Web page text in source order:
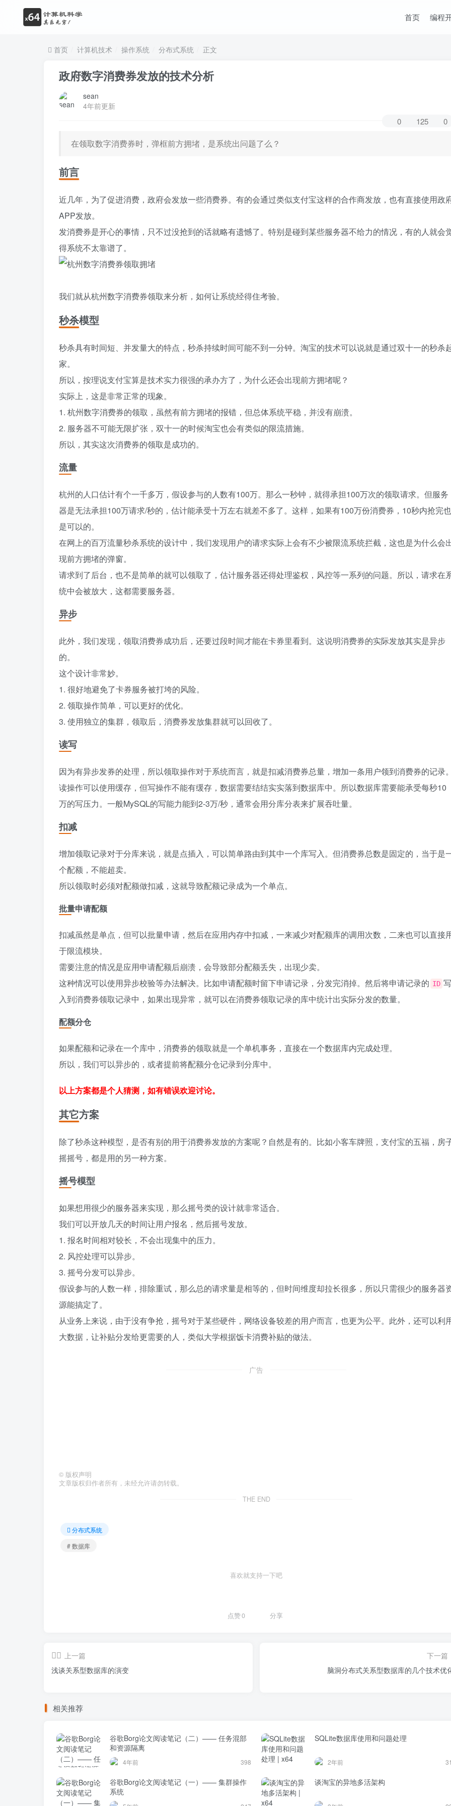
首页 编程
首页 计算机技术 操作系统 分布式系统 正文
政府数字消费券发放的技术分析
sean
4年前更新
0 125 0
在领取数字消费券时，弹框前方拥堵，是系统出问题了么？
前言
近几年，为了促进消费，政府会发放一些消费券。有的会通过类似支付宝这样的合作商发放，也有直接使用政
APP发放。
发消费券是开心的事情，只不过没抢到的话就略有遗憾了。特别是碰到某些服务器不给力的情况，有的人就会
得系统不太靠谱了。
我们就从杭州数字消费券领取来分析，如何让系统经得住考验。
秒杀模型
秒杀具有时间短、并发量大的特点，秒杀持续时间可能不到一分钟。淘宝的技术可以说就是通过双十一的秒杀
家。
所以，按理说支付宝算是技术实力很强的承办方了，为什么还会出现前方拥堵呢？
实际上，这是非常正常的现象。
1. 杭州数字消费券的领取，虽然有前方拥堵的报错，但总体系统平稳，并没有崩溃。
2. 服务器不可能无限扩张，双十一的时候淘宝也会有类似的限流措施。
所以，其实这次消费券的领取是成功的。
流量
杭州的人口估计有个一千多万，假设参与的人数有100万。那么一秒钟，就得承担100万次的领取请求。但服务
器是无法承担100万请求/秒的，估计能承受十万左右就差不多了。这样，如果有100万份消费券，10秒内抢完也
是可以的。
在网上的百万流量秒杀系统的设计中，我们发现用户的请求实际上会有不少被限流系统拦截，这也是为什么会
现前方拥堵的弹窗。
请求到了后台，也不是简单的就可以领取了，估计服务器还得处理鉴权，风控等一系列的问题。所以，请求在
统中会被放大，这都需要服务器。
异步
此外，我们发现，领取消费券成功后，还要过段时间才能在卡券里看到。这说明消费券的实际发放其实是异步
的。
这个设计非常妙。
1. 很好地避免了卡券服务被打垮的风险。
2. 领取操作简单，可以更好的优化。
3. 使用独立的集群，领取后，消费券发放集群就可以回收了。
读写
因为有异步发券的处理，所以领取操作对于系统而言，就是扣减消费券总量，增加一条用户领到消费券的记录
读操作可以使用缓存，但写操作不能有缓存，数据需要结结实实落到数据库中。所以数据库需要能承受每秒10
万的写压力。一般MySQL的写能力能到2-3万/秒，通常会用分库分表来扩展吞吐量。
扣减
增加领取记录对于分库来说，就是点插入，可以简单路由到其中一个库写入。但消费券总数是固定的，当于是
个配额，不能超卖。
所以领取时必须对配额做扣减，这就导致配额记录成为一个单点。
批量申请配额
扣减虽然是单点，但可以批量申请，然后在应用内存中扣减，一来减少对配额库的调用次数，二来也可以直接
于限流模块。
需要注意的情况是应用申请配额后崩溃，会导致部分配额丢失，出现少卖。
这种情况可以使用异步校验等办法解决。比如申请配额时留下申请记录，分发完消掉。然后将申请记录的 ID 写
入到消费券领取记录中，如果出现异常，就可以在消费券领取记录的库中统计出实际分发的数量。
配额分仓
如果配额和记录在一个库中，消费券的领取就是一个单机事务，直接在一个数据库内完成处理。
所以，我们可以异步的，或者提前将配额分仓记录到分库中。
以上方案都是个人猜测，如有错误欢迎讨论。
其它方案
除了秒杀这种模型，是否有别的用于消费券发放的方案呢？自然是有的。比如小客车牌照，支付宝的五福，房
摇摇号，都是用的另一种方案。
摇号模型
如果想用很少的服务器来实现，那么摇号类的设计就非常适合。
我们可以开放几天的时间让用户报名，然后摇号发放。
1. 报名时间相对较长，不会出现集中的压力。
2. 风控处理可以异步。
3. 摇号分发可以异步。
假设参与的人数一样，排除重试，那么总的请求量是相等的，但时间维度却拉长很多，所以只需很少的服务器
源能搞定了。
从业务上来说，由于没有争抢，摇号对于某些硬件，网络设备较差的用户而言，也更为公平。此外，还可以利
大数据，让补贴分发给更需要的人，类似大学根据饭卡消费补贴的做法。
广告
© 版权声明
文章版权归作者所有，未经允许请勿转载。
THE END
分布式系统
# 数据库
喜欢就支持一下吧
点赞0 分享
上一篇
浅谈关系型数据库的演变
下一篇
脑洞分布式关系型数据库的几个技术优
相关推荐
谷歌Borg论文阅读笔记（二）—— 任务混部
和资源隔离
4年前 398
SQLite数据库使用和问题处理
2年前
谷歌Borg论文阅读笔记（一）—— 集群操作
系统
谈淘宝的异地多活架构